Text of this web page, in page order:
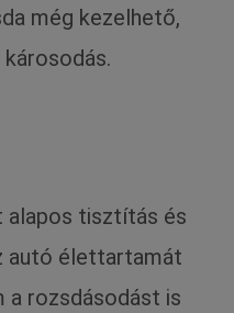
még kezelhető,
alapos tisztítás és
autó élettartamát
a rozsdásodást is